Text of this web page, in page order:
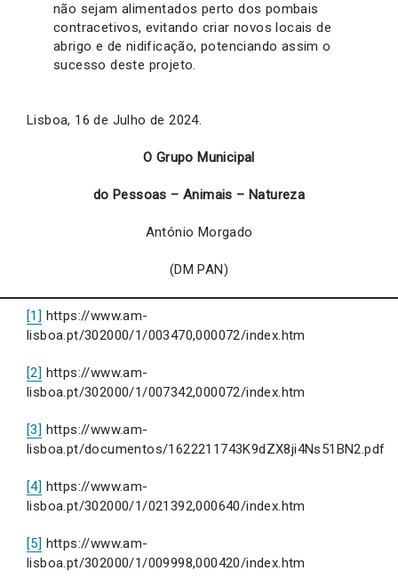
não sejam alimentados perto dos pombais
contracetivos, evitando criar novos locais de
abrigo e de nidificação, potenciando assim o
sucesso deste projeto.
Lisboa, 16 de Julho de 2024.
O Grupo Municipal
do Pessoas – Animais – Natureza
António Morgado
(DM PAN)
[1] https://www.am-
lisboa.pt/302000/1/003470,000072/index.htm
[2] https://www.am-
lisboa.pt/302000/1/007342,000072/index.htm
[3] https://www.am-
lisboa.pt/documentos/1622211743K9dZX8ji4Ns51BN2.pdf
[4] https://www.am-
lisboa.pt/302000/1/021392,000640/index.htm
[5] https://www.am-
lisboa.pt/302000/1/009998,000420/index.htm